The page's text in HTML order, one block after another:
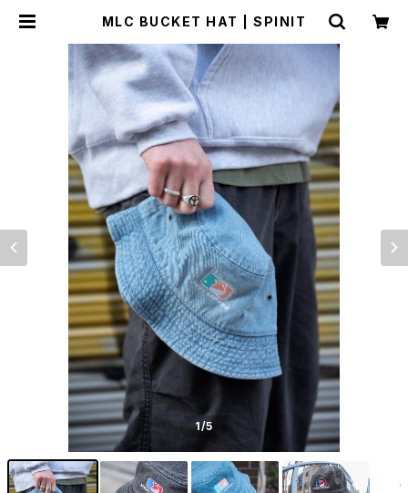
MLC BUCKET HAT | SPINIT
1/5